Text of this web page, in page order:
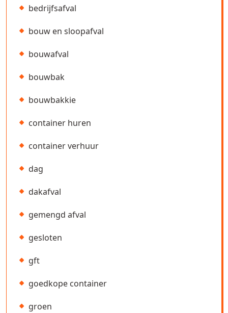
bedrijfsafval
bouw en sloopafval
bouwafval
bouwbak
bouwbakkie
container huren
container verhuur
dag
dakafval
gemengd afval
gesloten
gft
goedkope container
groen